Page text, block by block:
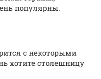
популярны.
с некоторыми
хотите столешницу